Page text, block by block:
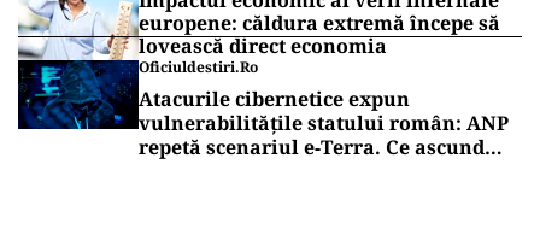
europene: căldura extremă începe să
lovească direct economia
Oficiuldestiri.ro
Atacurile cibernetice expun
vulnerabilitățile statului român: ANP
repetă scenariul e‑Terra. Ce ascund